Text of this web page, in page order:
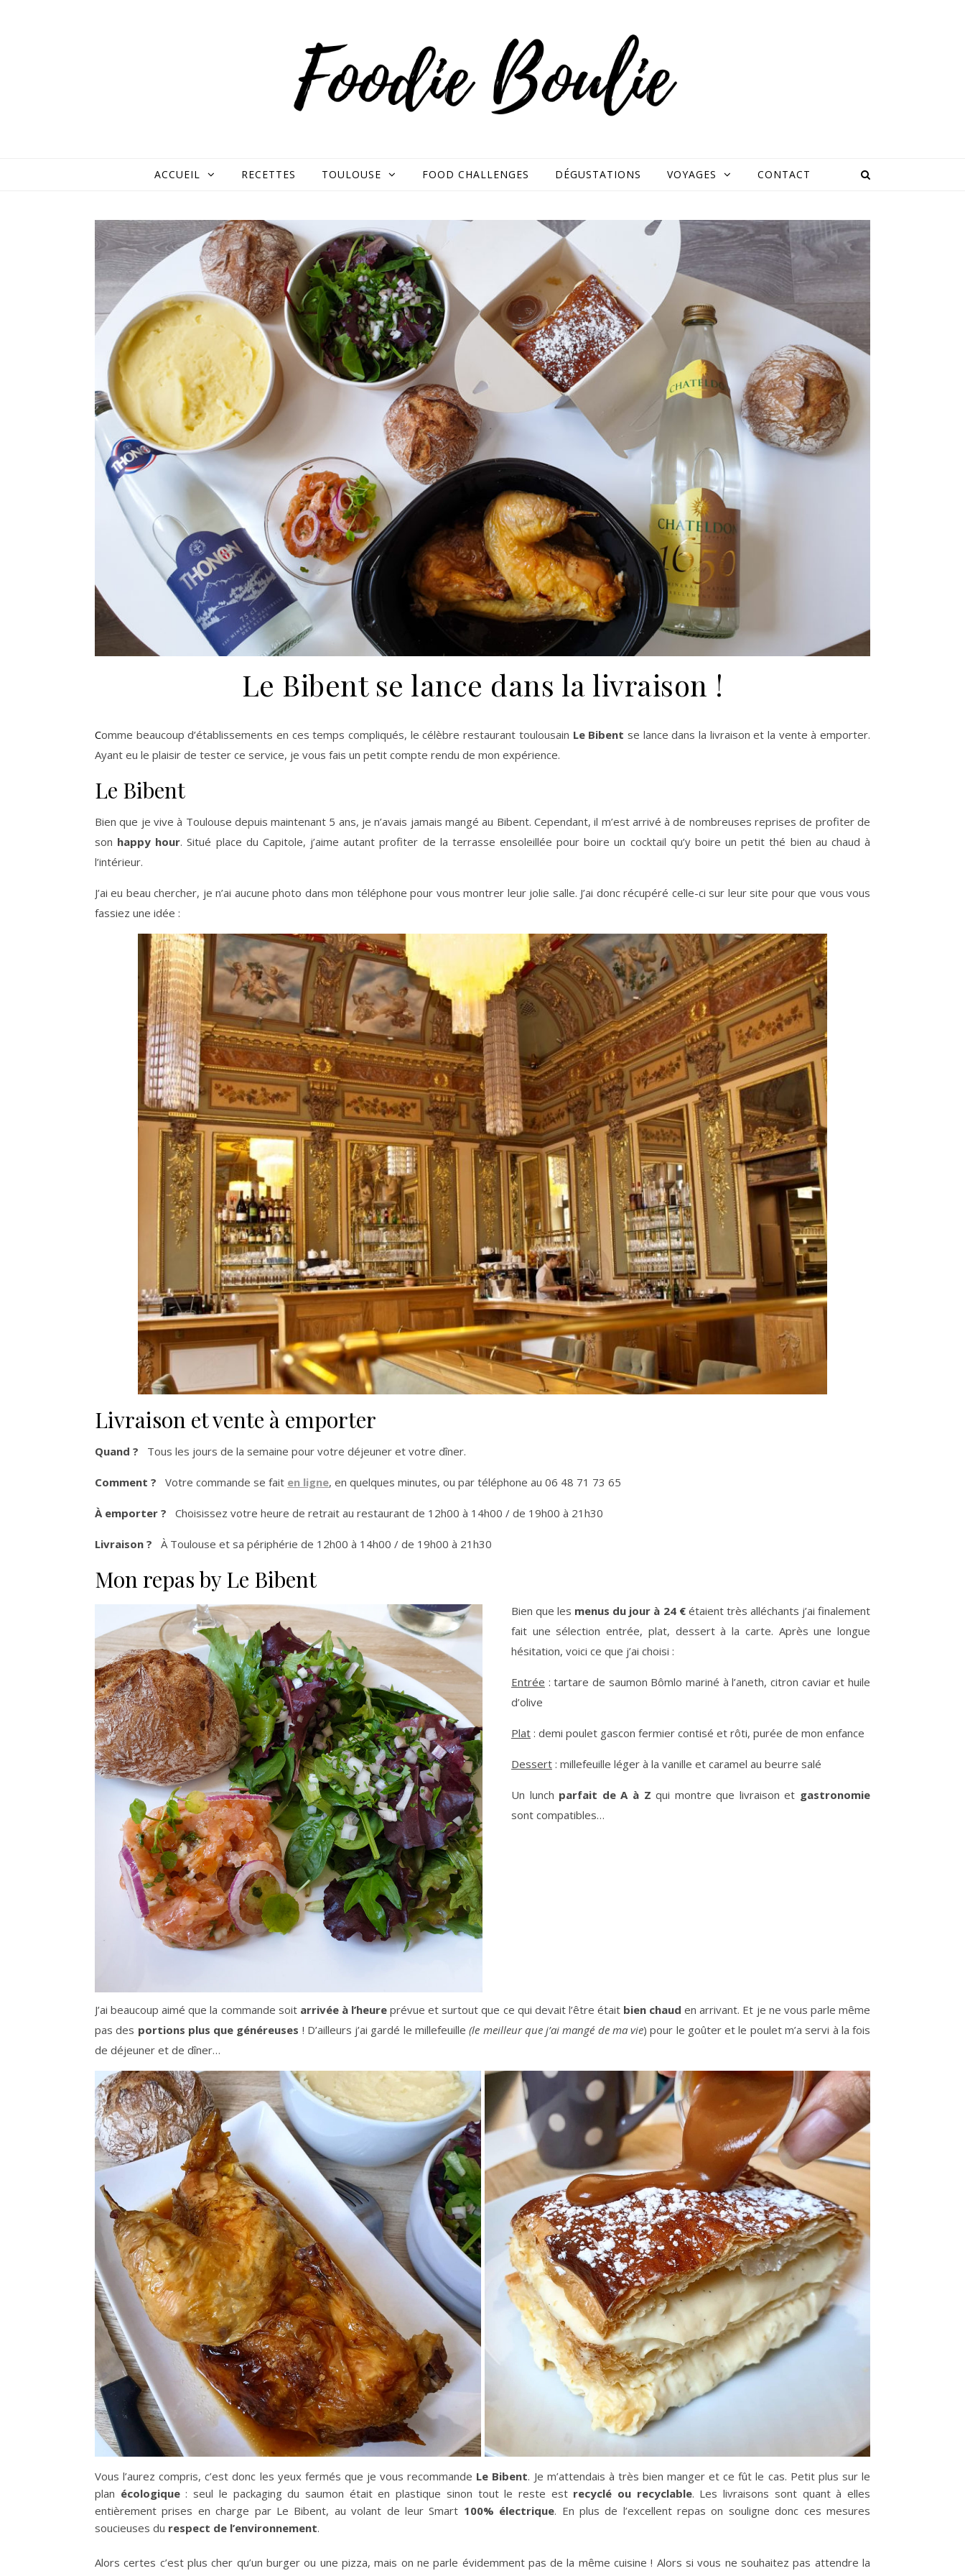
ACCUEIL RECETTES TOULOUSE FOOD CHALLENGES DÉGUSTATIONS VOYAGES CONTACT
Le Bibent se lance dans la livraison !
Comme beaucoup d’établissements en ces temps compliqués, le célèbre restaurant toulousain Le Bibent se lance dans la livraison et la vente à emporter.
Ayant eu le plaisir de tester ce service, je vous fais un petit compte rendu de mon expérience.
Le Bibent
Bien que je vive à Toulouse depuis maintenant 5 ans, je n’avais jamais mangé au Bibent. Cependant, il m’est arrivé à de nombreuses reprises de profiter de
son happy hour. Situé place du Capitole, j’aime autant profiter de la terrasse ensoleillée pour boire un cocktail qu’y boire un petit thé bien au chaud à
l’intérieur.
J’ai eu beau chercher, je n’ai aucune photo dans mon téléphone pour vous montrer leur jolie salle. J’ai donc récupéré celle-ci sur leur site pour que vous vous
fassiez une idée :
Livraison et vente à emporter
Quand ? Tous les jours de la semaine pour votre déjeuner et votre dîner.
Comment ? Votre commande se fait en ligne, en quelques minutes, ou par téléphone au 06 48 71 73 65
À emporter ? Choisissez votre heure de retrait au restaurant de 12h00 à 14h00 / de 19h00 à 21h30
Livraison ? À Toulouse et sa périphérie de 12h00 à 14h00 / de 19h00 à 21h30
Mon repas by Le Bibent
Bien que les menus du jour à 24 €étaient très alléchants j’ai finalement
fait une sélection entrée, plat, dessert à la carte. Après une longue
hésitation, voici ce que j’ai choisi :
Entrée : tartare de saumon Bômlo mariné à l’aneth, citron caviar et huile
d’olive
Plat : demi poulet gascon fermier contisé et rôti, purée de mon enfance
Dessert : millefeuille léger à la vanille et caramel au beurre salé
Un lunch parfait de A à Z qui montre que livraison et gastronomie
sont compatibles…
J’ai beaucoup aimé que la commande soit arrivée à l’heureprévue et surtout que ce qui devait l’être était bien chaud en arrivant. Et je ne vous parle même
pas des portions plus que généreuses ! D’ailleurs j’ai gardé le millefeuille(le meilleur que j’ai mangé de ma vie) pour le goûter et le poulet m’a servi à la fois
de déjeuner et de dîner…
Vous l’aurez compris, c’est donc les yeux fermés que je vous recommande Le Bibent. Je m’attendais à très bien manger et ce fût le cas. Petit plus sur le
plan écologique: seul le packaging du saumon était en plastique sinon tout le reste est recyclé ou recyclable. Les livraisons sont quant à elles
entièrement prises en charge par Le Bibent, au volant de leur Smart 100% électrique. En plus de l’excellent repas on souligne donc ces mesures
soucieuses du respect de l’environnement.
Alors certes c’est plus cher qu’un burger ou une pizza, mais on ne parle évidemment pas de la même cuisine ! Alors si vous ne souhaitez pas attendre la